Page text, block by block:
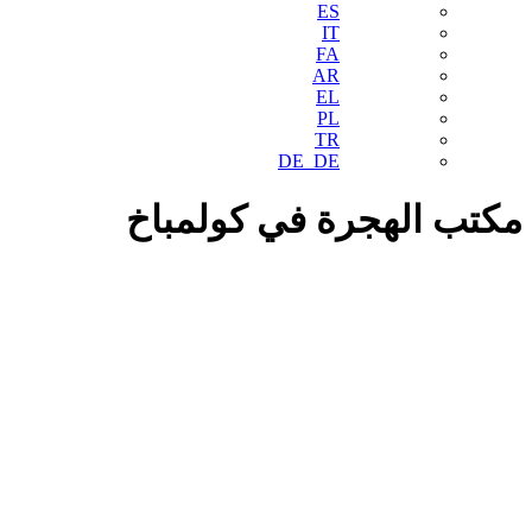
ES
IT
FA
AR
EL
PL
TR
DE_DE
مكتب الهجرة في كولمباخ